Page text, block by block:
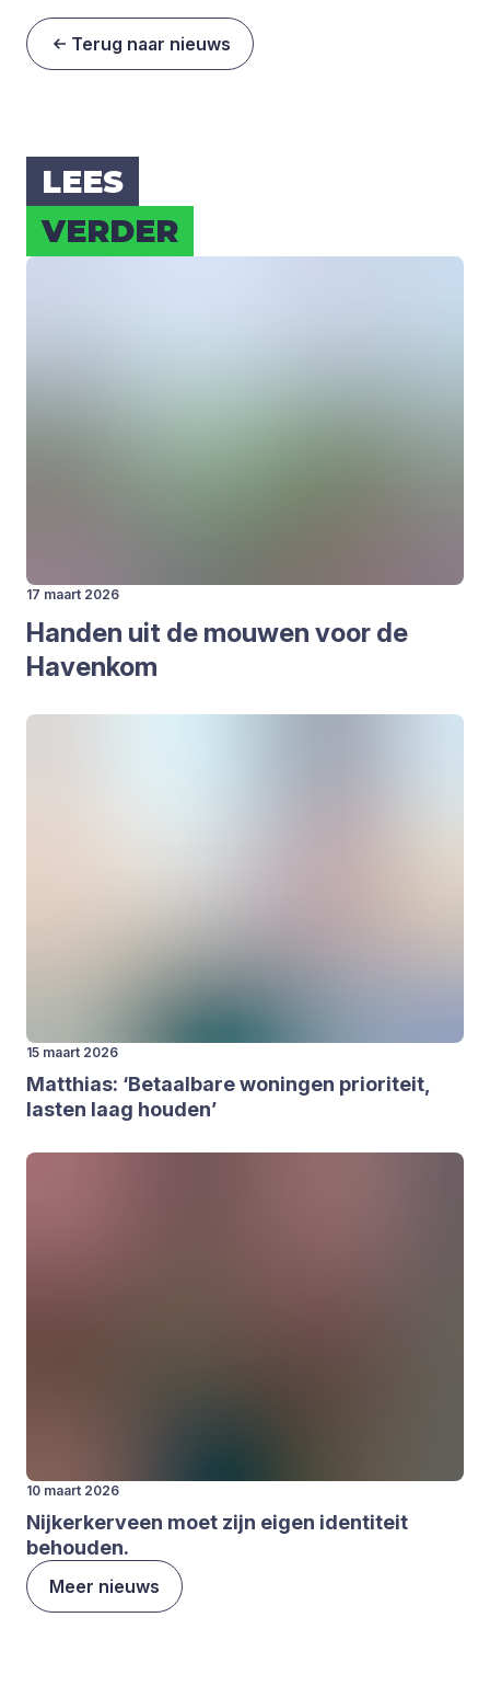
Terug naar nieuws
LEES
VER­DER
17 maart 2026
Han­den uit de mou­wen voor de
Haven­kom
15 maart 2026
Mat­thi­as: ‘Betaal­ba­re wonin­gen pri­o­ri­teit,
las­ten laag hou­den’
10 maart 2026
Nij­kerk­er­veen moet zijn eigen iden­ti­teit
behou­den.
Meer nieuws